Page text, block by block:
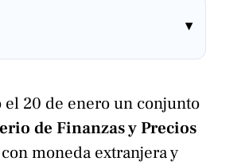
▾
20 de enero un conjunto
de Finanzas y Precios
moneda extranjera y